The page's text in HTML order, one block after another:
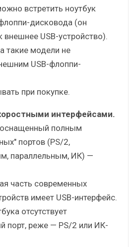
встретить ноутбук
дисковода (он
внешнее USB-устройство).
такие модели не
USB-флоппи-
при покупке.
интерфейсами.
оснащенный полным
портов (PS/2,
параллельным, ИК) —
часть современных
имеет USB-интерфейс.
отсутствует
порт, реже — PS/2 или ИК-